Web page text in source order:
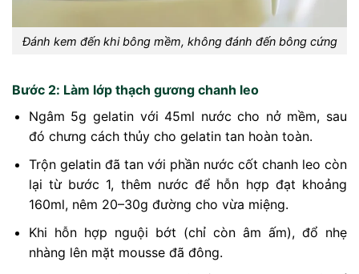
Đánh kem đến khi bông mềm, không đánh đến bông cứng
Bước 2: Làm lớp thạch gương chanh leo
Ngâm 5g gelatin với 45ml nước cho nở mềm, sau
đó chưng cách thủy cho gelatin tan hoàn toàn.
Trộn gelatin đã tan với phần nước cốt chanh leo còn
lại từ bước 1, thêm nước để hỗn hợp đạt khoảng
160ml, nêm 20–30g đường cho vừa miệng.
Khi hỗn hợp nguội bớt (chỉ còn âm ấm), đổ nhẹ
nhàng lên mặt mousse đã đông.